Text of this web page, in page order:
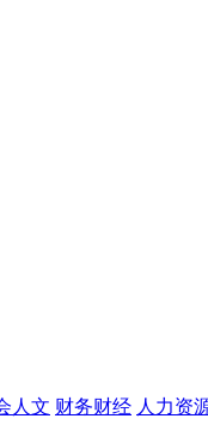
人文 财务财经 人力资